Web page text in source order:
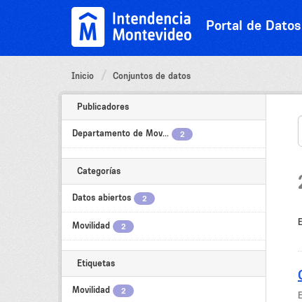
Portal de
Inicio Conjuntos de datos
Publicadores
Departamento de Mov... 2
Categorías
Datos abiertos 2
Movilidad 2
Etiquetas
Movilidad 2